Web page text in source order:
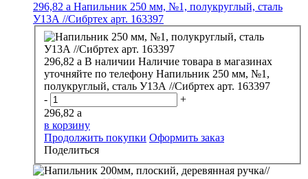
296,82 a Напильник 250 мм, №1, полукруглый, сталь
У13А //Сибртех арт. 163397
296,82 a В наличии Наличие товара в магазинах
уточняйте по телефону Напильник 250 мм, №1,
полукруглый, сталь У13А //Сибртех арт. 163397
-
+
296,82 a
в корзину
Продолжить покупки Оформить заказ
Поделиться